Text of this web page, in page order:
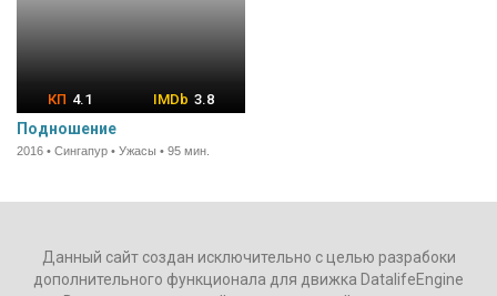
4.1 3.8
Подношение
2016 • Сингапур • Ужасы • 95 мин.
Данный сайт создан исключительно с целью разрабоки
дополнительного функционала для движка DatalifeEngine